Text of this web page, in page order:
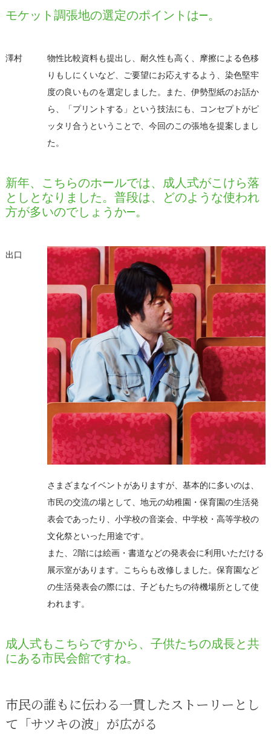
モケット調張地の選定のポイントは―。
澤村
物性比較資料も提出し、耐久性も高く、摩擦による色移
りもしにくいなど、ご要望にお応えするよう、染色堅牢
度の良いものを選定しました。また、伊勢型紙のお話か
ら、「プリントする」という技法にも、コンセプトがピ
ッタリ合うということで、今回のこの張地を提案しまし
た。
新年、こちらのホールでは、成人式がこけら落
としとなりました。普段は、どのような使われ
方が多いのでしょうか―。
出口
さまざまなイベントがありますが、基本的に多いのは、
市民の交流の場として、地元の幼稚園・保育園の生活発
表会であったり、小学校の音楽会、中学校・高等学校の
文化祭といった用途です。
また、2階には絵画・書道などの発表会に利用いただける
展示室があります。こちらも改修しました。保育園など
の生活発表会の際には、子どもたちの待機場所として使
われます。
成人式もこちらですから、子供たちの成長と共
にある市民会館ですね。
市民の誰もに伝わる一貫したストーリーとし
て「サツキの波」が広がる